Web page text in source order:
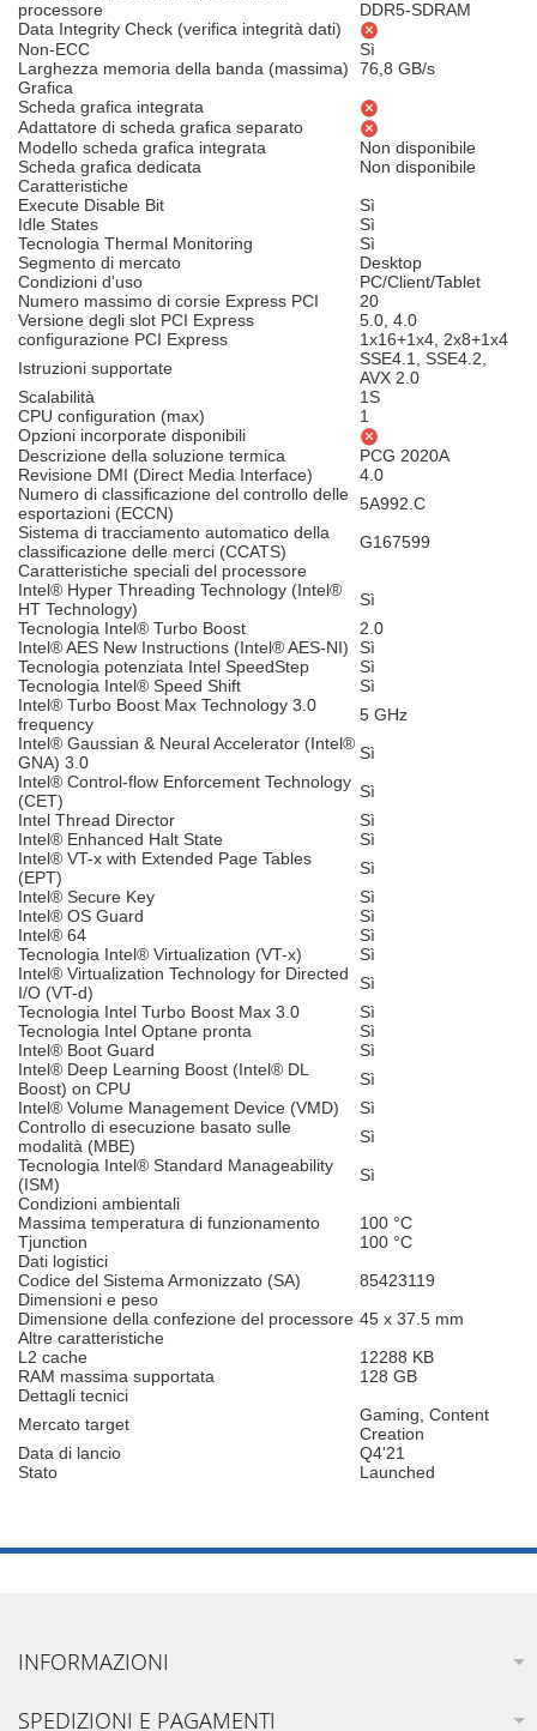
processore
DDR5-SDRAM
Data Integrity Check (verifica integrità dati)
Non-ECC
Sì
Larghezza memoria della banda (massima)
76,8 GB/s
Grafica
Scheda grafica integrata
Adattatore di scheda grafica separato
Modello scheda grafica integrata
Non disponibile
Scheda grafica dedicata
Non disponibile
Caratteristiche
Execute Disable Bit
Sì
Idle States
Sì
Tecnologia Thermal Monitoring
Sì
Segmento di mercato
Desktop
Condizioni d'uso
PC/Client/Tablet
Numero massimo di corsie Express PCI
20
Versione degli slot PCI Express
5.0, 4.0
configurazione PCI Express
1x16+1x4, 2x8+1x4
Istruzioni supportate
SSE4.1, SSE4.2,
AVX 2.0
Scalabilità
1S
CPU configuration (max)
1
Opzioni incorporate disponibili
Descrizione della soluzione termica
PCG 2020A
Revisione DMI (Direct Media Interface)
4.0
Numero di classificazione del controllo delle
esportazioni (ECCN)
5A992.C
Sistema di tracciamento automatico della
classificazione delle merci (CCATS)
G167599
Caratteristiche speciali del processore
Intel® Hyper Threading Technology (Intel®
HT Technology)
Sì
Tecnologia Intel® Turbo Boost
2.0
Intel® AES New Instructions (Intel® AES-NI)
Sì
Tecnologia potenziata Intel SpeedStep
Sì
Tecnologia Intel® Speed Shift
Sì
Intel® Turbo Boost Max Technology 3.0
frequency
5 GHz
Intel® Gaussian & Neural Accelerator (Intel®
GNA) 3.0
Sì
Intel® Control-flow Enforcement Technology
(CET)
Sì
Intel Thread Director
Sì
Intel® Enhanced Halt State
Sì
Intel® VT-x with Extended Page Tables
(EPT)
Sì
Intel® Secure Key
Sì
Intel® OS Guard
Sì
Intel® 64
Sì
Tecnologia Intel® Virtualization (VT-x)
Sì
Intel® Virtualization Technology for Directed
I/O (VT-d)
Sì
Tecnologia Intel Turbo Boost Max 3.0
Sì
Tecnologia Intel Optane pronta
Sì
Intel® Boot Guard
Sì
Intel® Deep Learning Boost (Intel® DL
Boost) on CPU
Sì
Intel® Volume Management Device (VMD)
Sì
Controllo di esecuzione basato sulle
modalità (MBE)
Sì
Tecnologia Intel® Standard Manageability
(ISM)
Sì
Condizioni ambientali
Massima temperatura di funzionamento
100 °C
Tjunction
100 °C
Dati logistici
Codice del Sistema Armonizzato (SA)
85423119
Dimensioni e peso
Dimensione della confezione del processore 45 x 37.5 mm
Altre caratteristiche
L2 cache
12288 KB
RAM massima supportata
128 GB
Dettagli tecnici
Mercato target
Gaming, Content
Creation
Data di lancio
Q4'21
Stato
Launched
INFORMAZIONI
SPEDIZIONI E PAGAMENTI